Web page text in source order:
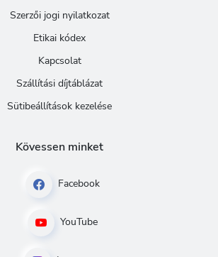
Szerzői jogi nyilatkozat
Etikai kódex
Kapcsolat
Szállítási díjtáblázat
Sütibeállítások kezelése
Kövessen minket
Facebook
YouTube